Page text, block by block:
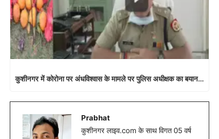
कुशीनगर में कोरोना पर अंधविश्वास के मामले पर पुलिस अधीक्षक का बयान…
Prabhat
कुशीनगर लाइव.com के साथ विगत 05 वर्ष